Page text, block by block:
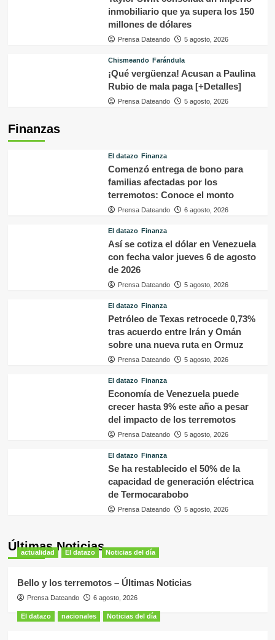
inmobiliario que ya supera los 150
millones de dólares
Prensa Dateando 5 agosto, 2026
Chismeando Farándula
¡Qué vergüenza! Acusan a Paulina
Rubio de mala paga [+Detalles]
Prensa Dateando 5 agosto, 2026
Finanzas
El datazo Finanza
Comenzó entrega de bono para
familias afectadas por los
terremotos: Conoce el monto
Prensa Dateando 6 agosto, 2026
El datazo Finanza
Así se cotiza el dólar en Venezuela
con fecha valor jueves 6 de agosto
de 2026
Prensa Dateando 5 agosto, 2026
El datazo Finanza
Petróleo de Texas retrocede 0,73%
tras acuerdo entre Irán y Omán
sobre una nueva ruta en Ormuz
Prensa Dateando 5 agosto, 2026
El datazo Finanza
Economía de Venezuela puede
crecer hasta 9% este año a pesar
del impacto de los terremotos
Prensa Dateando 5 agosto, 2026
El datazo Finanza
Se ha restablecido el 50% de la
capacidad de generación eléctrica
de Termocarabobo
Prensa Dateando 5 agosto, 2026
Últimas Noticias
actualidad El datazo Noticias del día
Bello y los terremotos – Últimas Noticias
Prensa Dateando 6 agosto, 2026
El datazo nacionales Noticias del día